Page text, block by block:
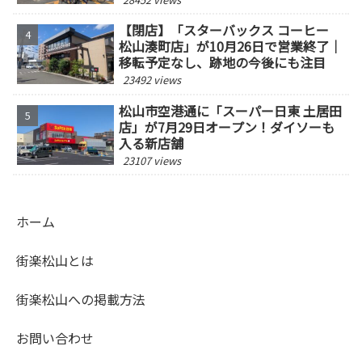
【閉店】「スターバックス コーヒー
松山湊町店」が10月26日で営業終了｜
移転予定なし、跡地の今後にも注目
23492 views
松山市空港通に「スーパー日東 土居田
店」が7月29日オープン！ダイソーも
入る新店舗
23107 views
ホーム
街楽松山とは
街楽松山への掲載方法
お問い合わせ